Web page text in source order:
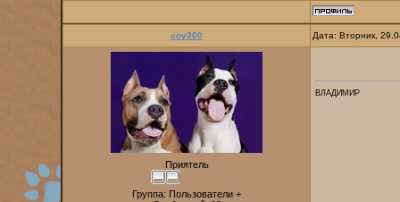
coy300 Дата: Вторник,
Приятель
Группа: Пользователи +
ВЛАДИМИР